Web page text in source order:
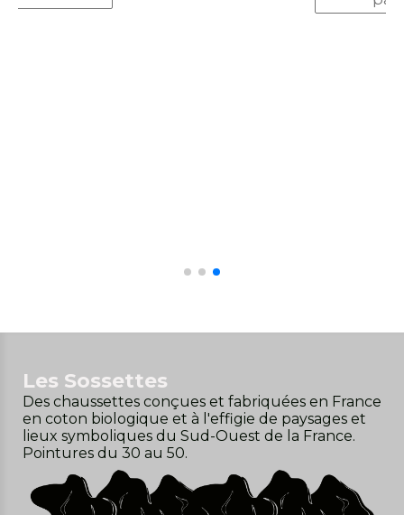
Les Sossettes
Des chaussettes conçues et fabriquées en France
en coton biologique et à l'effigie de paysages et
lieux symboliques du Sud-Ouest de la France.
Pointures du 30 au 50.